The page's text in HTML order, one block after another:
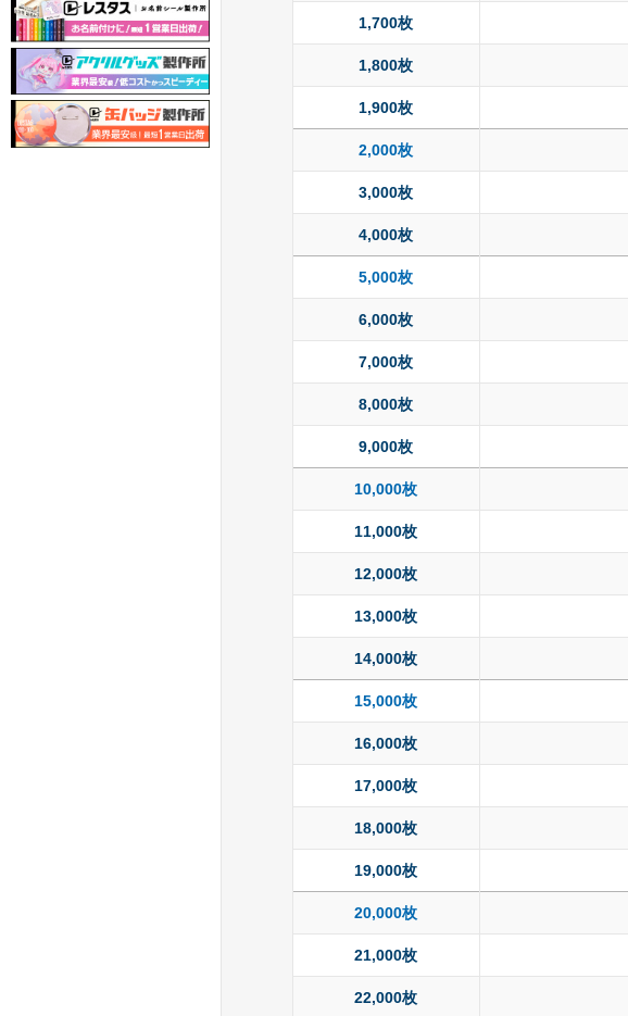
1,700枚
1,800枚
1,900枚
2,000枚
3,000枚
4,000枚
5,000枚
6,000枚
7,000枚
8,000枚
9,000枚
10,000枚
11,000枚
12,000枚
13,000枚
14,000枚
15,000枚
16,000枚
17,000枚
18,000枚
19,000枚
20,000枚
21,000枚
22,000枚